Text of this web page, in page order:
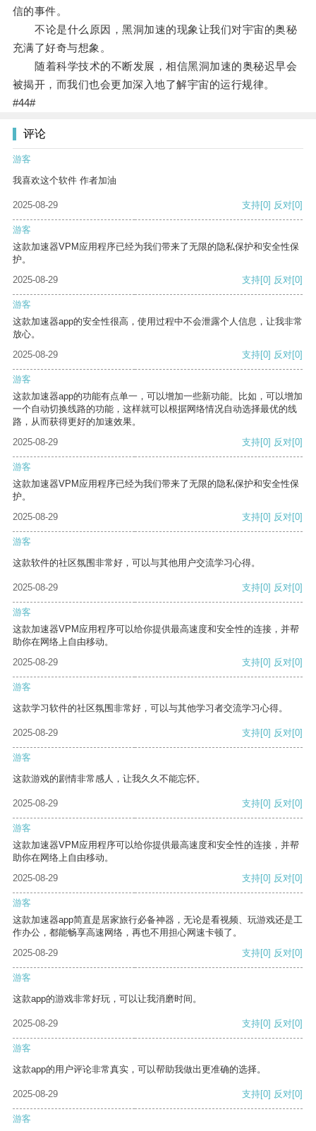
信的事件。
不论是什么原因，黑洞加速的现象让我们对宇宙的奥秘
充满了好奇与想象。
随着科学技术的不断发展，相信黑洞加速的奥秘迟早会
被揭开，而我们也会更加深入地了解宇宙的运行规律。
#44#
评论
游客
我喜欢这个软件 作者加油
2025-08-29 支持[0] 反对[0]
游客
这款加速器VPM应用程序已经为我们带来了无限的隐私保护和安全性保
护。
2025-08-29
支持[0] 反对[0]
游客
这款加速器app的安全性很高，使用过程中不会泄露个人信息，让我非常
放心。
2025-08-29
支持[0] 反对[0]
游客
这款加速器app的功能有点单一，可以增加一些新功能。比如，可以增加
一个自动切换线路的功能，这样就可以根据网络情况自动选择最优的线
路，从而获得更好的加速效果。
2025-08-29
支持[0] 反对[0]
游客
这款加速器VPM应用程序已经为我们带来了无限的隐私保护和安全性保
护。
2025-08-29
支持[0] 反对[0]
游客
这款软件的社区氛围非常好，可以与其他用户交流学习心得。
2025-08-29 支持[0] 反对[0]
游客
这款加速器VPM应用程序可以给你提供最高速度和安全性的连接，并帮
助你在网络上自由移动。
2025-08-29
支持[0] 反对[0]
游客
这款学习软件的社区氛围非常好，可以与其他学习者交流学习心得。
2025-08-29 支持[0] 反对[0]
游客
这款游戏的剧情非常感人，让我久久不能忘怀。
2025-08-29 支持[0] 反对[0]
游客
这款加速器VPM应用程序可以给你提供最高速度和安全性的连接，并帮
助你在网络上自由移动。
2025-08-29
支持[0] 反对[0]
游客
这款加速器app简直是居家旅行必备神器，无论是看视频、玩游戏还是工
作办公，都能畅享高速网络，再也不用担心网速卡顿了。
2025-08-29
支持[0] 反对[0]
游客
这款app的游戏非常好玩，可以让我消磨时间。
2025-08-29 支持[0] 反对[0]
游客
这款app的用户评论非常真实，可以帮助我做出更准确的选择。
2025-08-29 支持[0] 反对[0]
游客